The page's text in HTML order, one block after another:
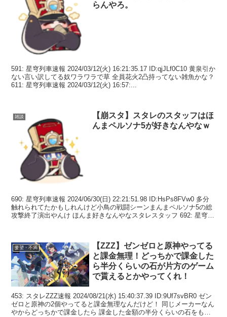
らんやろ。
591: 星穹列車速報 2024/03/12(火) 16:21:35.17 ID:qjJLf0C10 黄泉引か
ない言い訳してる奴ワラワラで草 全員花火2凸持ってない雑魚かな？
611: 星穹列車速報 2024/03/12(火) 16:57:...
雑談
【崩スタ】スタレのスタッフはほ
んまペルソナ5が好きなんやなｗ
690: 星穹列車速報 2024/06/30(日) 22:21:51.98 ID:HsPs8FVw0 多分
触れられてたかもしれんけど小鳥の戦闘シーンまんまペルソナ5の総
攻撃終了演出やんけ ほんま好きなんやなスタレスタッフ 692: 星穹列
要望・不満
【ZZZ】ゼンゼロと原神やってる
と課金無理！どっちかで課金した
ら半分くらいの石が片方のゲーム
で貰えるとかやってくれ！
453: スタレZZZ速報 2024/08/21(水) 15:40:37.39 ID:9Uf7svBR0 ゼン
ゼロと原神の2個やってると課金無理なんだけど！ 同じメーカーなん
やからどっちかで課金したら 課金した金額の半分くらいの石をもう